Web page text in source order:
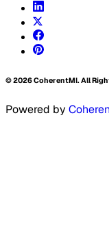
©2026CoherentMI. All
Powered by